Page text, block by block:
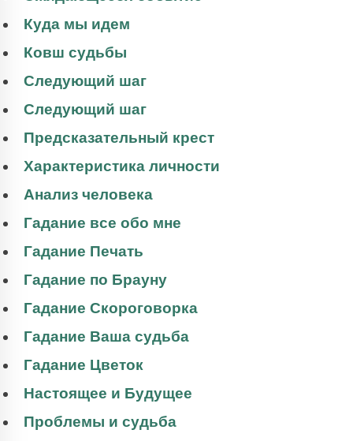
Куда мы идем
Ковш судьбы
Следующий шаг
Следующий шаг
Предсказательный крест
Характеристика личности
Анализ человека
Гадание все обо мне
Гадание Печать
Гадание по Брауну
Гадание Скороговорка
Гадание Ваша судьба
Гадание Цветок
Настоящее и Будущее
Проблемы и судьба